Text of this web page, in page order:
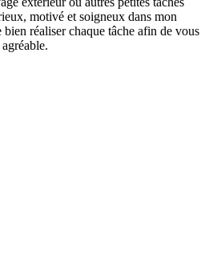
motivé et soigneux dans mon
réaliser chaque tâche afin de vous